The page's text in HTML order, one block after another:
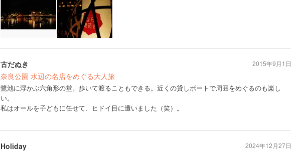
古だぬき
奈良公園 水辺の名店をめぐる大人旅
鷺池に浮かぶ六角形の堂。歩いて渡ることもできる。近くの貸しボートで周囲をめぐるのも楽し
い。
私はオールを子どもに任せて、ヒドイ目に遭いました（笑）。
2015年9月1日
Holiday 2024年12月27日